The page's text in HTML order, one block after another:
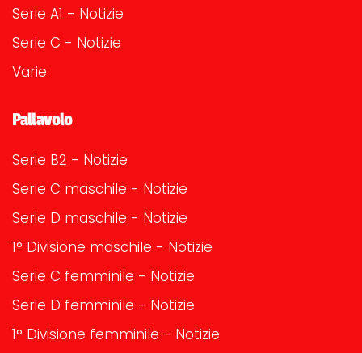
Serie A1 - Notizie
Serie C - Notizie
Varie
Pallavolo
Serie B2 - Notizie
Serie C maschile - Notizie
Serie D maschile - Notizie
1° Divisione maschile - Notizie
Serie C femminile - Notizie
Serie D femminile - Notizie
1° Divisione femminile - Notizie